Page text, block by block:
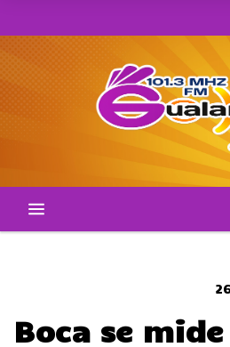
Boca se